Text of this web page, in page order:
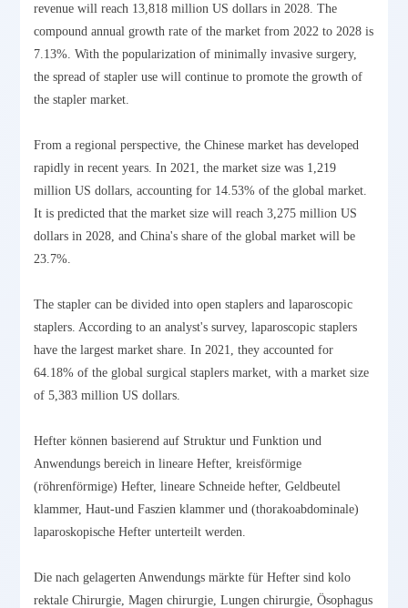
revenue will reach 13,818 million US dollars in 2028. The
compound annual growth rate of the market from 2022 to 2028 is
7.13%. With the popularization of minimally invasive surgery,
the spread of stapler use will continue to promote the growth of
the stapler market.
From a regional perspective, the Chinese market has developed
rapidly in recent years. In 2021, the market size was 1,219
million US dollars, accounting for 14.53% of the global market.
It is predicted that the market size will reach 3,275 million US
dollars in 2028, and China's share of the global market will be
23.7%.
The stapler can be divided into open staplers and laparoscopic
staplers. According to an analyst's survey, laparoscopic staplers
have the largest market share. In 2021, they accounted for
64.18% of the global surgical staplers market, with a market size
of 5,383 million US dollars.
Hefter können basierend auf Struktur und Funktion und
Anwendungs bereich in lineare Hefter, kreisförmige
(röhrenförmige) Hefter, lineare Schneide hefter, Geldbeutel
klammer, Haut-und Faszien klammer und (thorakoabdominale)
laparoskopische Hefter unterteilt werden.
Die nach gelagerten Anwendungs märkte für Hefter sind kolo
rektale Chirurgie, Magen chirurgie, Lungen chirurgie, Ösophagus